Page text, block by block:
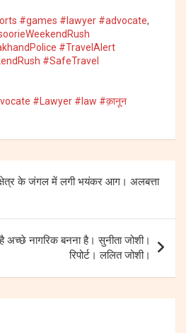
#games #lawyer #advocate,
#TravelAlert
#SafeTravel
#Lawyer #law #क़ानून
के जंगल में लगी भयंकर आग। अलबत्ता
अच्छे नागरिक बनना है। सुनीता जोशी।
रिपोर्ट। ललित जोशी।